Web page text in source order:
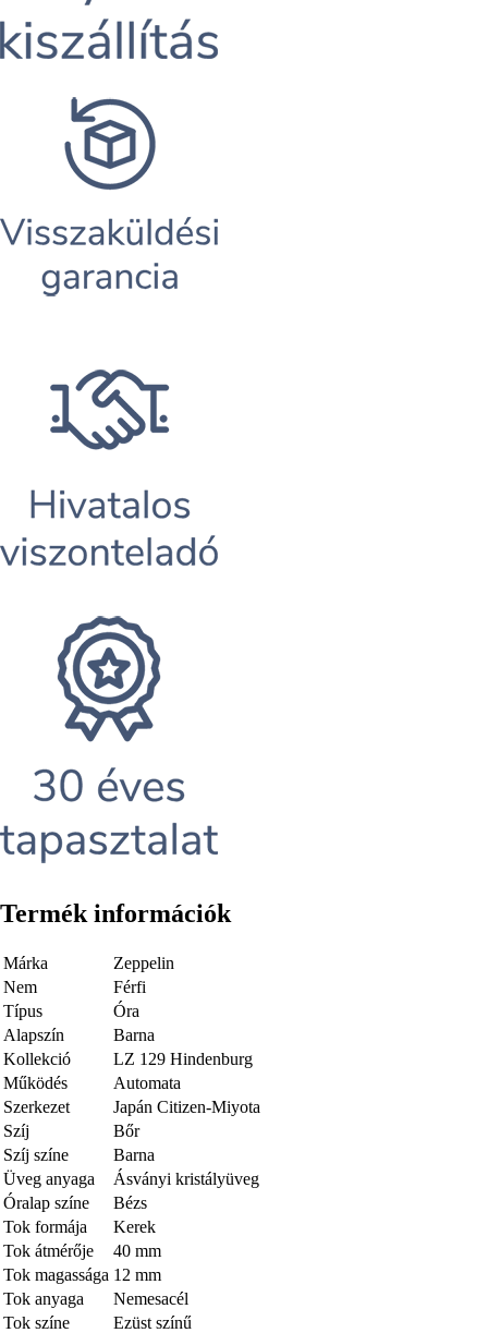
Termék információk
Márka
Zeppelin
Nem
Férfi
Típus
Óra
Alapszín
Barna
Kollekció
LZ 129 Hindenburg
Működés
Automata
Szerkezet
Japán Citizen-Miyota
Szíj
Bőr
Szíj színe
Barna
Üveg anyaga
Ásványi kristályüveg
Óralap színe
Bézs
Tok formája
Kerek
Tok átmérője
40 mm
Tok magassága 12 mm
Tok anyaga
Nemesacél
Tok színe
Ezüst színű